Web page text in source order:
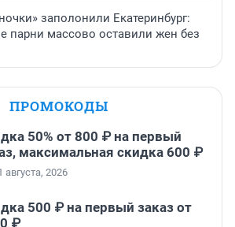
заполонили Екатеринбург:
парни массово оставили жен без
ПРОМОКОДЫ
50% от 800 ₽ на первый
максимальная скидка 600 ₽
августа, 2026
500 ₽ на первый заказ от
₽